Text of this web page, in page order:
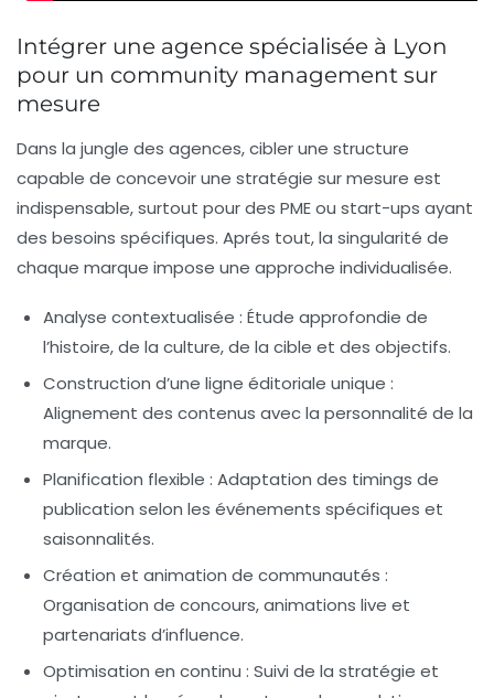
Intégrer une agence spécialisée à Lyon
pour un community management sur
mesure
Dans la jungle des agences, cibler une structure
capable de concevoir une stratégie sur mesure est
indispensable, surtout pour des PME ou start-ups ayant
des besoins spécifiques. Aprés tout, la singularité de
chaque marque impose une approche individualisée.
Analyse contextualisée : Étude approfondie de
l’histoire, de la culture, de la cible et des objectifs.
Construction d’une ligne éditoriale unique :
Alignement des contenus avec la personnalité de la
marque.
Planification flexible : Adaptation des timings de
publication selon les événements spécifiques et
saisonnalités.
Création et animation de communautés :
Organisation de concours, animations live et
partenariats d’influence.
Optimisation en continu : Suivi de la stratégie et